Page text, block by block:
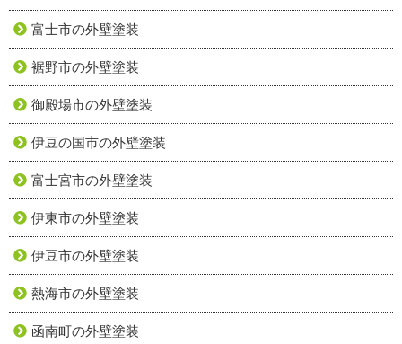
富士市の外壁塗装
裾野市の外壁塗装
御殿場市の外壁塗装
伊豆の国市の外壁塗装
富士宮市の外壁塗装
伊東市の外壁塗装
伊豆市の外壁塗装
熱海市の外壁塗装
函南町の外壁塗装